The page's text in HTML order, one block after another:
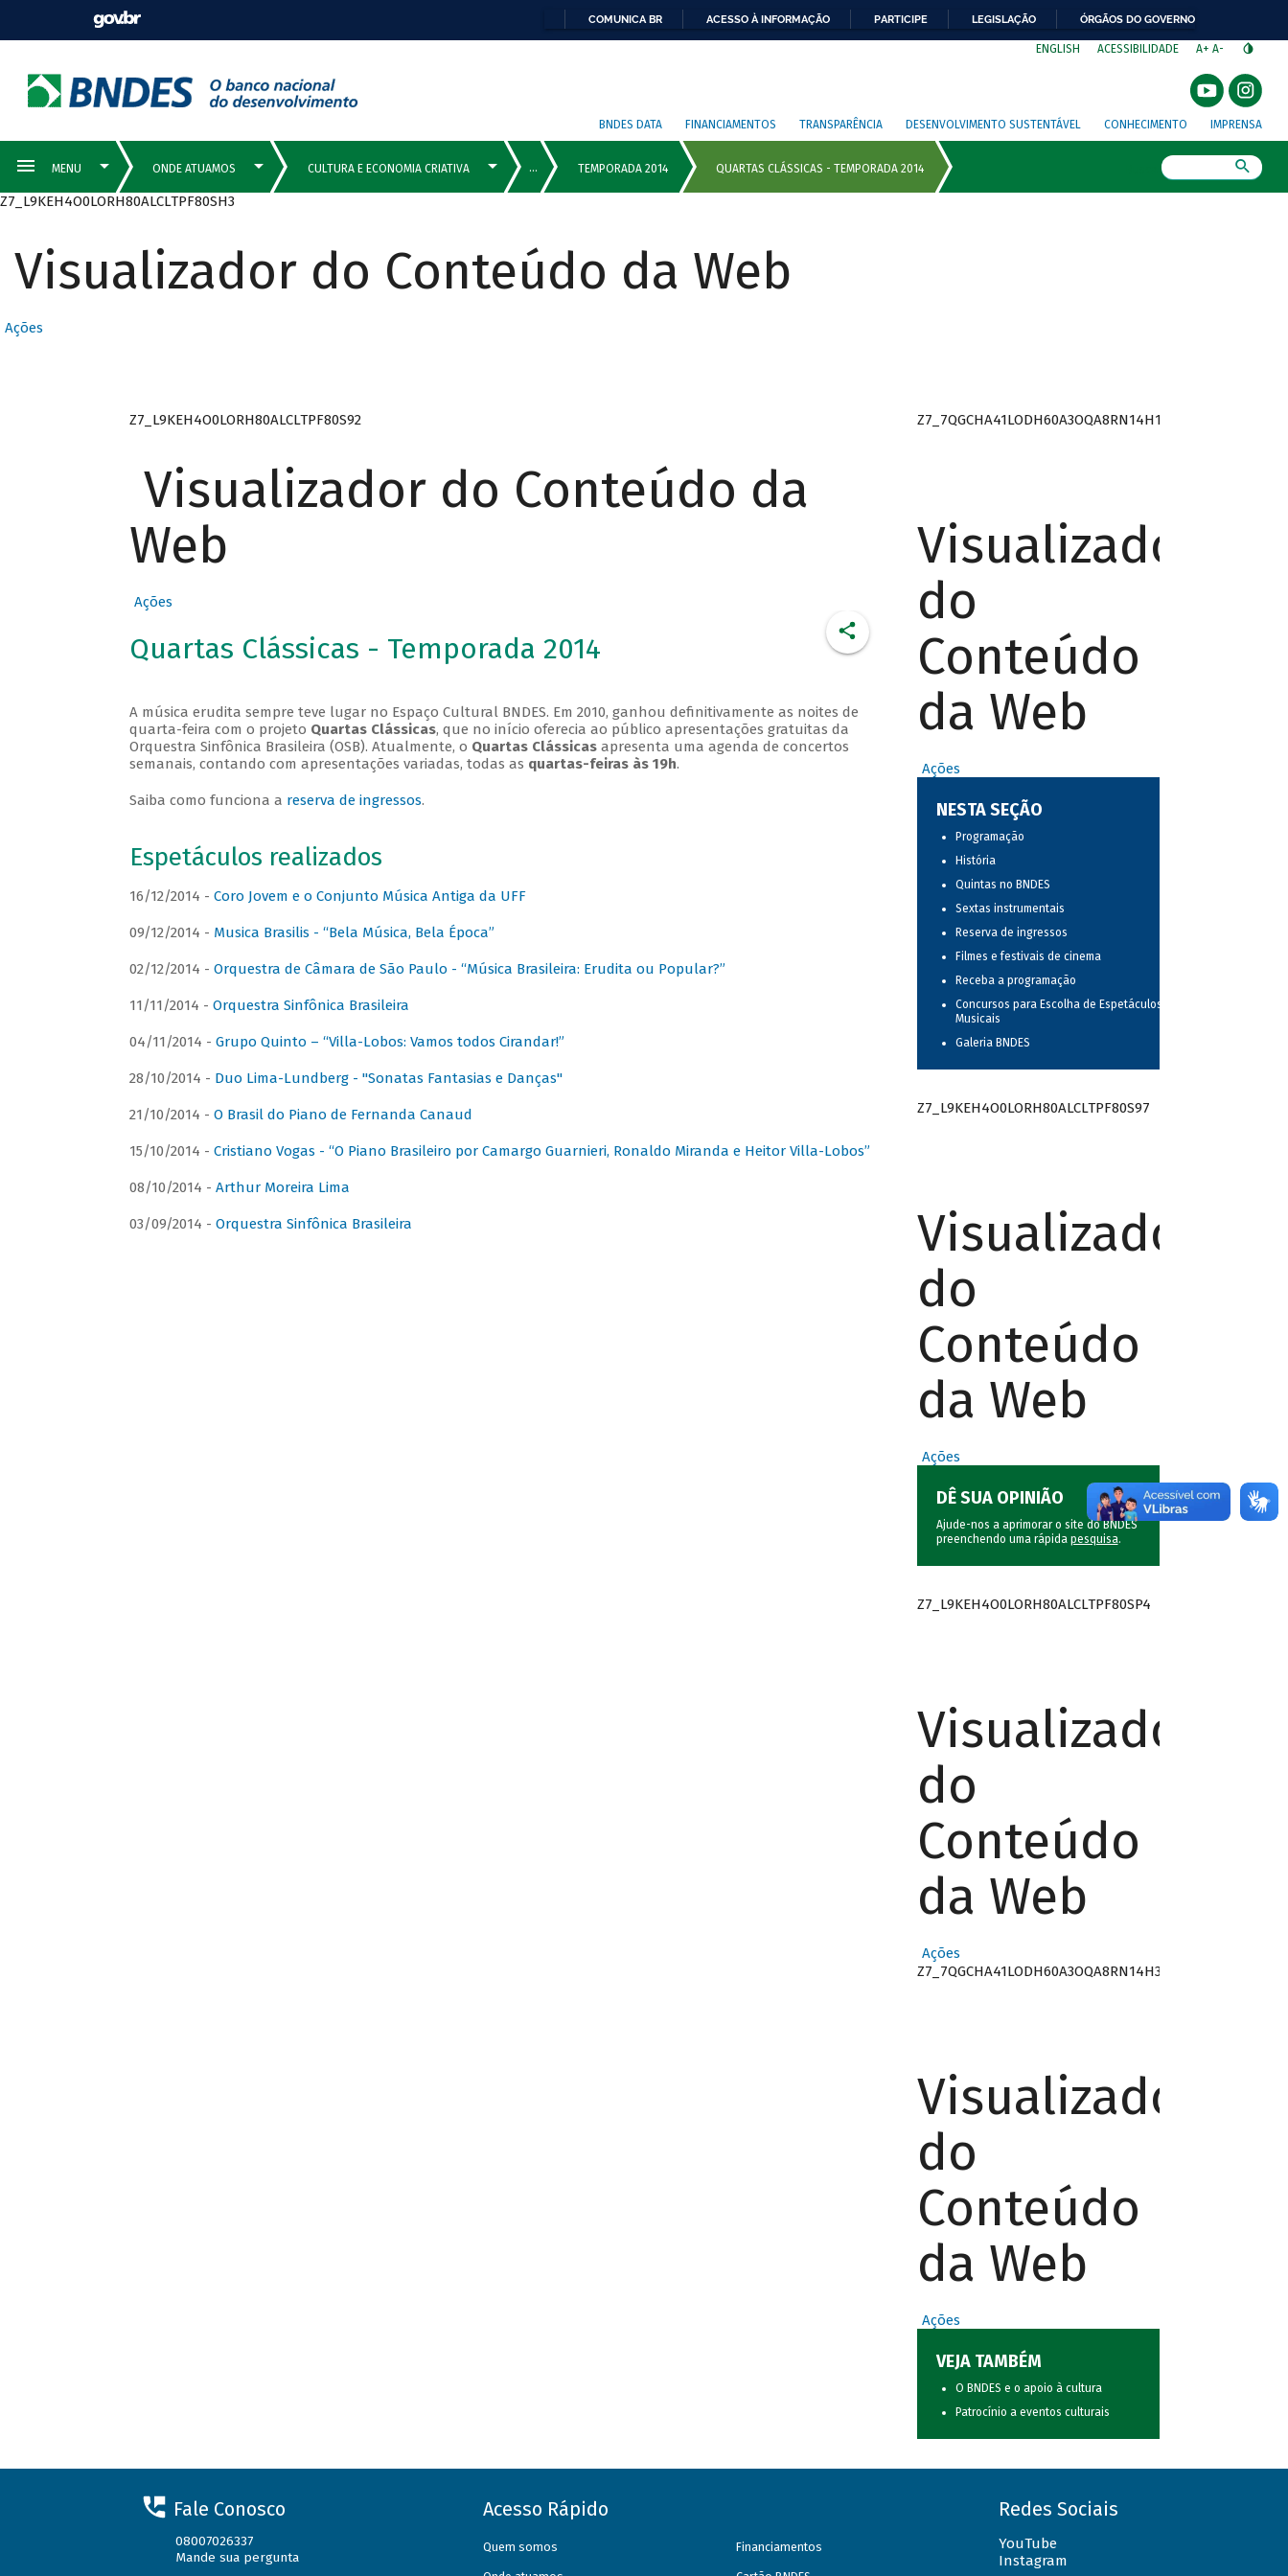
COMUNICA BR ACESSO À INFORMAÇÃO PARTICIPE LEGISLAÇÃO ÓRGÃOS DO GOVERNO
ENGLISH ACESSIBILIDADE A+ A-
BNDES DATA FINANCIAMENTOS TRANSPARÊNCIA DESENVOLVIMENTO SUSTENTÁVEL CONHECIMENTO IMPRENSA
Z7_L9KEH4O0LORH80ALCLTPF80SH3
Visualizador do Conteúdo da Web
Ações
Z7_L9KEH4O0LORH80ALCLTPF80S92
Visualizador do Conteúdo da
Web
Ações
Quartas Clássicas - Temporada 2014
A música erudita sempre teve lugar no Espaço Cultural BNDES. Em 2010, ganhou definitivamente as noites de
quarta-feira com o projeto Quartas Clássicas, que no início oferecia ao público apresentações gratuitas da
Orquestra Sinfônica Brasileira (OSB). Atualmente, o Quartas Clássicasapresenta uma agenda de concertos
semanais, contando com apresentações variadas, todas as quartas-feiras às 19h.
Saiba como funciona a reserva de ingressos.
Espetáculos realizados
16/12/2014 - Coro Jovem e o Conjunto Música Antiga da UFF
09/12/2014 - Musica Brasilis - “Bela Música, Bela Época”
02/12/2014 - Orquestra de Câmara de São Paulo - “Música Brasileira: Erudita ou Popular?”
11/11/2014 - Orquestra Sinfônica Brasileira
04/11/2014 - Grupo Quinto – “Villa-Lobos: Vamos todos Cirandar!”
28/10/2014 - Duo Lima-Lundberg - "Sonatas Fantasias e Danças"
21/10/2014 - O Brasil do Piano de Fernanda Canaud
15/10/2014 - Cristiano Vogas - “O Piano Brasileiro por Camargo Guarnieri, Ronaldo Miranda e Heitor Villa-Lobos”
08/10/2014 - Arthur Moreira Lima
03/09/2014 - Orquestra Sinfônica Brasileira
Z7_7QGCHA41LODH60A3OQA8RN14H1
Visualizador
do
Conteúdo
da Web
Ações
NESTA SEÇÃO
Programação
História
Quintas no BNDES
Sextas instrumentais
Reserva de ingressos
Filmes e festivais de cinema
Receba a programação
Concursos para Escolha de Espetáculos
Musicais
Galeria BNDES
Z7_L9KEH4O0LORH80ALCLTPF80S97
Visualizador
do
Conteúdo
da Web
Ações
DÊ SUA OPINIÃO
Ajude-nos a aprimorar o site do BNDES
preenchendo uma rápida pesquisa.
Z7_L9KEH4O0LORH80ALCLTPF80SP4
Visualizador
do
Conteúdo
da Web
Ações
Z7_7QGCHA41LODH60A3OQA8RN14H3
Visualizador
do
Conteúdo
da Web
Ações
VEJA TAMBÉM
O BNDES e o apoio à cultura
Patrocínio a eventos culturais
Fale Conosco
08007026337
Mande sua pergunta
Acesso Rápido
Quem somos Financiamentos
Redes Sociais
YouTube
Instagram